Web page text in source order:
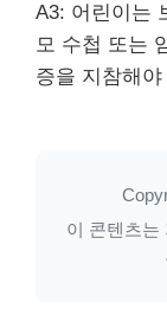
A3: 어린이는
모 수첩 또는
증을 지참해
이 콘텐츠는